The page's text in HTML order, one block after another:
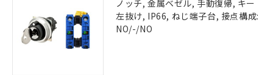
ノッチ, 金属ベゼル, 手動復帰, キー
左抜け, IP66, ねじ端子台, 接点構成:
NO/-/NO